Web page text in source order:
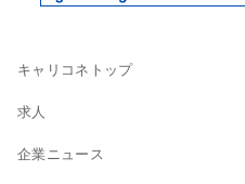
キャリコネトップ
求人
企業ニュース